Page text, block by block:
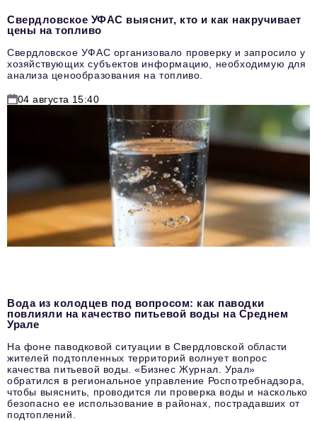
Свердловское УФАС выяснит, кто и как накручивает
цены на топливо
Свердловское УФАС организовало проверку и запросило у
хозяйствующих субъектов информацию, необходимую для
анализа ценообразования на топливо.
04 августа 15:40
Вода из колодцев под вопросом: как паводки
повлияли на качество питьевой воды на Среднем
Урале
На фоне паводковой ситуации в Свердловской области
жителей подтопленных территорий волнует вопрос
качества питьевой воды. «Бизнес Журнал. Урал»
обратился в региональное управление Роспотребнадзора,
чтобы выяснить, проводится ли проверка воды и насколько
безопасно ее использование в районах, пострадавших от
подтоплений.